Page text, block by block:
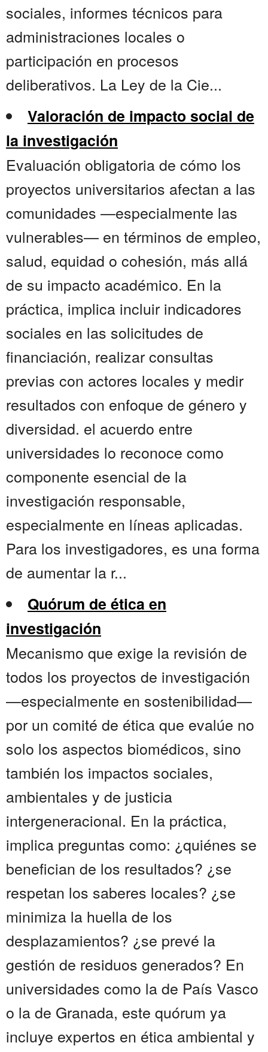
sociales, informes técnicos para
administraciones locales o
participación en procesos
deliberativos. La Ley de la Cie...
Valoración de impacto social de
la investigación
Evaluación obligatoria de cómo los
proyectos universitarios afectan a las
comunidades —especialmente las
vulnerables— en términos de empleo,
salud, equidad o cohesión, más allá
de su impacto académico. En la
práctica, implica incluir indicadores
sociales en las solicitudes de
financiación, realizar consultas
previas con actores locales y medir
resultados con enfoque de género y
diversidad. el acuerdo entre
universidades lo reconoce como
componente esencial de la
investigación responsable,
especialmente en líneas aplicadas.
Para los investigadores, es una forma
de aumentar la r...
Quórum de ética en
investigación
Mecanismo que exige la revisión de
todos los proyectos de investigación
—especialmente en sostenibilidad—
por un comité de ética que evalúe no
solo los aspectos biomédicos, sino
también los impactos sociales,
ambientales y de justicia
intergeneracional. En la práctica,
implica preguntas como: ¿quiénes se
benefician de los resultados? ¿se
respetan los saberes locales? ¿se
minimiza la huella de los
desplazamientos? ¿se prevé la
gestión de residuos generados? En
universidades como la de País Vasco
o la de Granada, este quórum ya
incluye expertos en ética ambiental y